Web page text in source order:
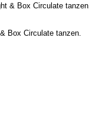
& Box Circulate tanzen.
Box Circulate tanzen.